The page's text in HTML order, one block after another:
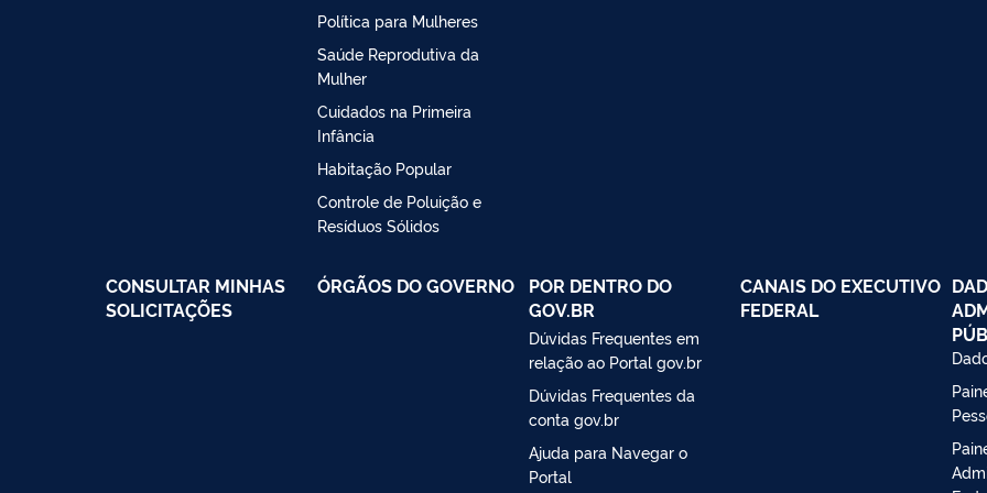
Política para Mulheres
Saúde Reprodutiva da
Mulher
Cuidados na Primeira
Infância
Habitação Popular
Controle de Poluição e
Resíduos Sólidos
CONSULTAR MINHAS
SOLICITAÇÕES
ÓRGÃOS DO GOVERNO
POR DENTRO DO
GOV.BR
Dúvidas Frequentes em
relação ao Portal gov.br
Dúvidas Frequentes da
conta gov.br
Ajuda para Navegar o
Portal
CANAIS DO EXECUTIVO
FEDERAL